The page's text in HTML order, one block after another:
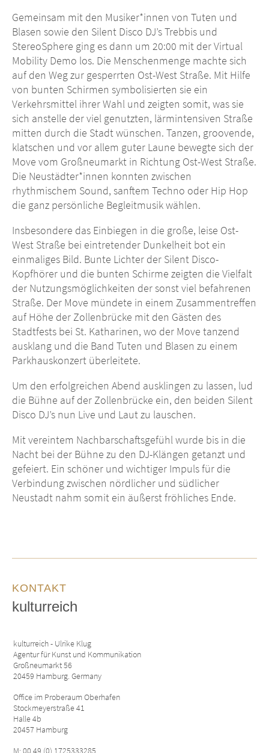
Gemeinsam mit den Musiker*innen von Tuten und
Blasen sowie den Silent Disco DJ’s Trebbis und
StereoSphere ging es dann um 20:00 mit der Virtual
Mobility Demo los. Die Menschenmenge machte sich
auf den Weg zur gesperrten Ost-West Straße. Mit Hilfe
von bunten Schirmen symbolisierten sie ein
Verkehrsmittel ihrer Wahl und zeigten somit, was sie
sich anstelle der viel genutzten, lärmintensiven Straße
mitten durch die Stadt wünschen. Tanzen, groovende,
klatschen und vor allem guter Laune bewegte sich der
Move vom Großneumarkt in Richtung Ost-West Straße.
Die Neustädter*innen konnten zwischen
rhythmischem Sound, sanftem Techno oder Hip Hop
die ganz persönliche Begleitmusik wählen.
Insbesondere das Einbiegen in die große, leise Ost-
West Straße bei eintretender Dunkelheit bot ein
einmaliges Bild. Bunte Lichter der Silent Disco-
Kopfhörer und die bunten Schirme zeigten die Vielfalt
der Nutzungsmöglichkeiten der sonst viel befahrenen
Straße. Der Move mündete in einem Zusammentreffen
auf Höhe der Zollenbrücke mit den Gästen des
Stadtfests bei St. Katharinen, wo der Move tanzend
ausklang und die Band Tuten und Blasen zu einem
Parkhauskonzert überleitete.
Um den erfolgreichen Abend ausklingen zu lassen, lud
die Bühne auf der Zollenbrücke ein, den beiden Silent
Disco DJ’s nun Live und Laut zu lauschen.
Mit vereintem Nachbarschaftsgefühl wurde bis in die
Nacht bei der Bühne zu den DJ-Klängen getanzt und
gefeiert. Ein schöner und wichtiger Impuls für die
Verbindung zwischen nördlicher und südlicher
Neustadt nahm somit ein äußerst fröhliches Ende.
KONTAKT
kulturreich
kulturreich - Ulrike Klug
Agentur für Kunst und Kommunikation
Großneumarkt 56
20459 Hamburg. Germany
Office im Proberaum Oberhafen
Stockmeyerstraße 41
Halle 4b
20457 Hamburg
M: 00 49 (0) 1725333285